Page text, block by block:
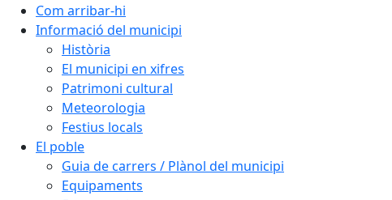
Com arribar-hi
Informació del municipi
Història
El municipi en xifres
Patrimoni cultural
Meteorologia
Festius locals
El poble
Guia de carrers / Plànol del municipi
Equipaments